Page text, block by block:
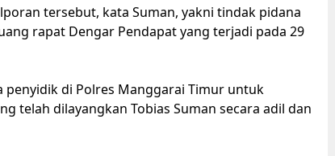
tersebut, kata Suman, yakni tindak pidana
rapat Dengar Pendapat yang terjadi pada 29
penyidik di Polres Manggarai Timur untuk
telah dilayangkan Tobias Suman secara adil dan